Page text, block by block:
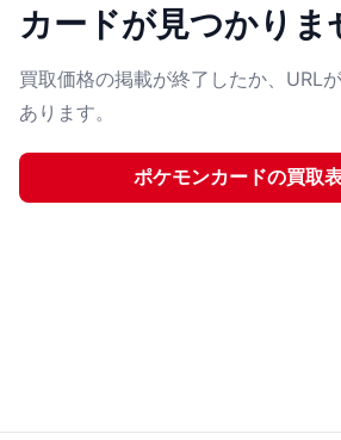
カードが見つかりま
買取価格の掲載が終了したか、URL
あります。
ポケモンカードの買取